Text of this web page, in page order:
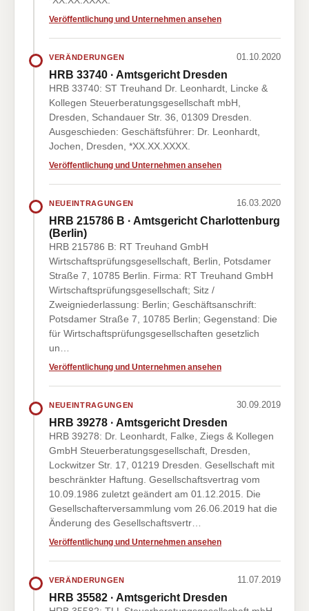
Veröffentlichung und Unternehmen ansehen
VERÄNDERUNGEN 01.10.2020
HRB 33740 · Amtsgericht Dresden
HRB 33740: ST Treuhand Dr. Leonhardt, Lincke &
Kollegen Steuerberatungsgesellschaft mbH,
Dresden, Schandauer Str. 36, 01309 Dresden.
Ausgeschieden: Geschäftsführer: Dr. Leonhardt,
Jochen, Dresden, *XX.XX.XXXX.
Veröffentlichung und Unternehmen ansehen
NEUEINTRAGUNGEN 16.03.2020
HRB 215786 B · Amtsgericht Charlottenburg
(Berlin)
HRB 215786 B: RT Treuhand GmbH
Wirtschaftsprüfungsgesellschaft, Berlin, Potsdamer
Straße 7, 10785 Berlin. Firma: RT Treuhand GmbH
Wirtschaftsprüfungsgesellschaft; Sitz /
Zweigniederlassung: Berlin; Geschäftsanschrift:
Potsdamer Straße 7, 10785 Berlin; Gegenstand: Die
für Wirtschaftsprüfungsgesellschaften gesetzlich
un…
Veröffentlichung und Unternehmen ansehen
NEUEINTRAGUNGEN 30.09.2019
HRB 39278 · Amtsgericht Dresden
HRB 39278: Dr. Leonhardt, Falke, Ziegs & Kollegen
GmbH Steuerberatungsgesellschaft, Dresden,
Lockwitzer Str. 17, 01219 Dresden. Gesellschaft mit
beschränkter Haftung. Gesellschaftsvertrag vom
10.09.1986 zuletzt geändert am 01.12.2015. Die
Gesellschafterversammlung vom 26.06.2019 hat die
Änderung des Gesellschaftsvertr…
Veröffentlichung und Unternehmen ansehen
VERÄNDERUNGEN 11.07.2019
HRB 35582 · Amtsgericht Dresden